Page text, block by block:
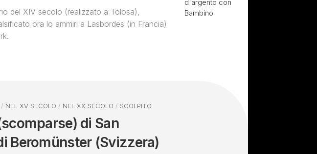
del XIV secolo (realizzato a Tolosa),
ora lo ammiri a Lasbordes (in Francia)
/ NEL XV SECOLO / NEL XX SECOLO / SCOLPITO
di San
Beromünster (Svizzera)